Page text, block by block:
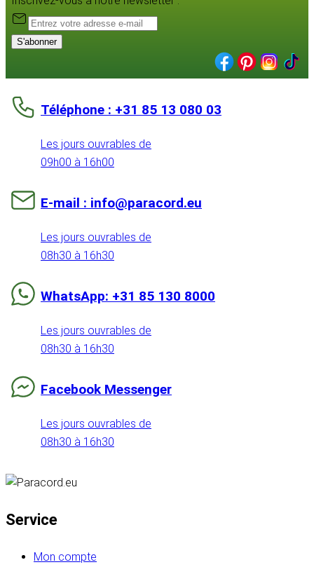
S'abonner
Téléphone : +31 85 13 080 03
Les jours ouvrables de
09h00 à 16h00
E-mail : info@paracord.eu
Les jours ouvrables de
08h30 à 16h30
WhatsApp: +31 85 130 8000
Les jours ouvrables de
08h30 à 16h30
Facebook Messenger
Les jours ouvrables de
08h30 à 16h30
Service
Mon compte